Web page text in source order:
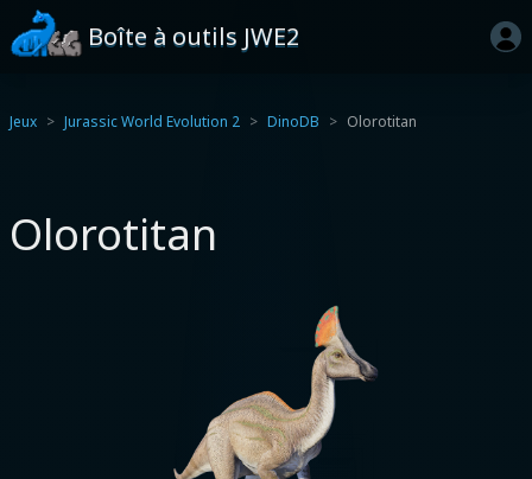
Boîte à outils JWE2
Jeux Jurassic World Evolution 2 DinoDB Olorotitan
Olorotitan